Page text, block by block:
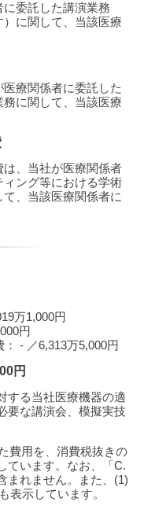
委託した講演業務
）に関して、当該医療
療関係者に委託した
に関して、当該医療
、当社が医療関係者
ング等における学術
、当該医療関係者に
万1,000円
円
- ／6,313万5,000円
円
する当社医療機器の適
要な講演会、模擬実技
費用を、消費税抜きの
ています。なお、「C.
まれません。また、(1)
表示しています。